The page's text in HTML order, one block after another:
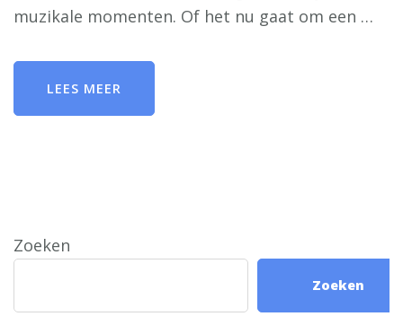
muzikale momenten. Of het nu gaat om een …
LEES MEER
Zoeken
Zoeken